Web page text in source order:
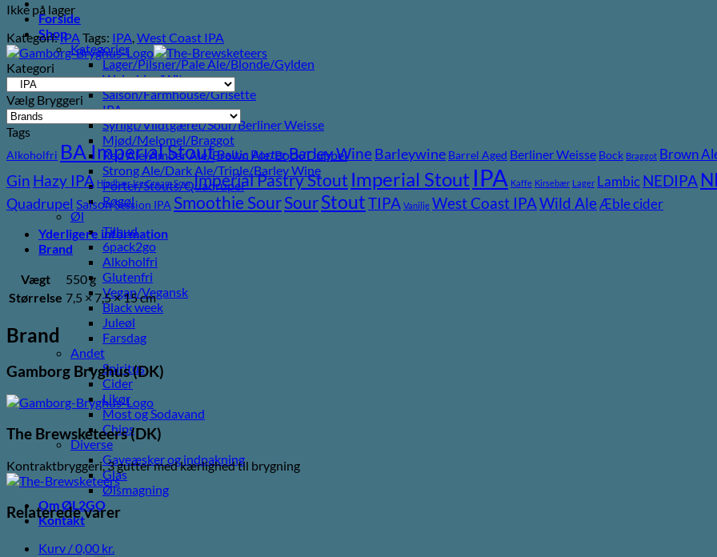
Forside
Shop
Kategorier
Lager/Pilsner/Pale Ale/Blonde/Gylden
Weissbier/Wit
Saison/Farmhouse/Grisette
IPA
Syrligt/Vildtgæret/Sour/Berliner Weisse
Mjød/Melomel/Braggot
Red Ale/Amber Ale/Brown Ale/Bock/Dubbel
Strong Ale/Dark Ale/Triple/Barley Wine
Porter/Stouts/Quadrupel
Røgøl
Øl
Tilbud
6pack2go
Alkoholfri
Glutenfri
Vegan/Vegansk
Black week
Juleøl
Farsdag
Andet
Spiritus
Cider
Likør
Most og Sodavand
Chips
Diverse
Gaveæsker og indpakning
Glas
Ølsmagning
Om ØL2GO
Kontakt
Kurv /0,00 kr.
Ikke på lager
Kategori:IPA Tags: IPA,West Coast IPA
Kategori
Vælg Bryggeri
Tags
Alkoholfri BA Imperial StoutBaltic PorterBarley Wine Barleywine Barrel Aged Berliner Weisse Bock Braggot Brown
Gin Hazy IPA Hindbær Ice Cream Sour Imperial Pastry Stout Imperial Stout IPA Kaffe Kirsebær Lager LambicNEDIPA
Quadrupel SaisonSession IPA Smoothie SourSourStoutTIPA Vanilje West Coast IPAWild AleÆble cider
Yderligere information
Brand
Vægt
550 g
Størrelse 7,5 × 7,5 × 15 cm
Brand
Gamborg Bryghus (DK)
The Brewsketeers (DK)
Kontraktbryggeri, 3 gutter med kærlighed til brygning
Relaterede varer